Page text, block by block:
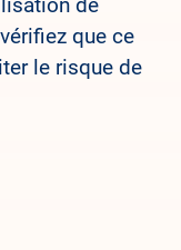
de
que ce
le risque de